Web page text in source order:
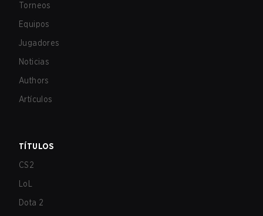
Torneos
Equipos
Jugadores
Noticias
Authors
Artículos
TÍTULOS
CS2
LoL
Dota 2